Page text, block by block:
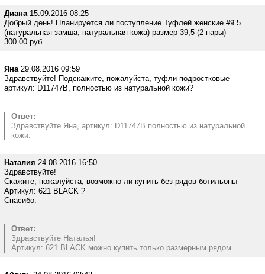
Диана15.09.2016 08:25
Добрый день! Планируется ли поступление Туфлей женские #9.5
(натуральная замша, натуральная кожа) размер 39,5 (2 пары)
300.00 руб
Яна29.08.2016 09:59
Здравствуйте! Подскажите, пожалуйста, туфли подростковые
артикул: D11747B, полностью из натуральной кожи?
Ответ:
Здравствуйте Яна, артикул: D11747B полностью из натуральной
кожи.
Наталия 24.08.2016 16:50
Здравствуйте!
Скажите, пожалуйста, возможно ли купить без рядов ботильоны
Артикул: 621 BLACK ?
Спасибо.
Ответ:
Здравствуйте Наталья!
Артикул: 621 BLACK можно купить только размерным рядом.